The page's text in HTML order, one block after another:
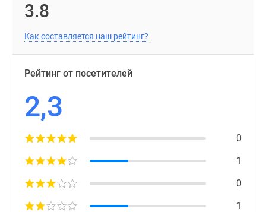
3.8
Как составляется наш рейтинг?
Рейтинг от посетителей
2,3
0
1
0
1